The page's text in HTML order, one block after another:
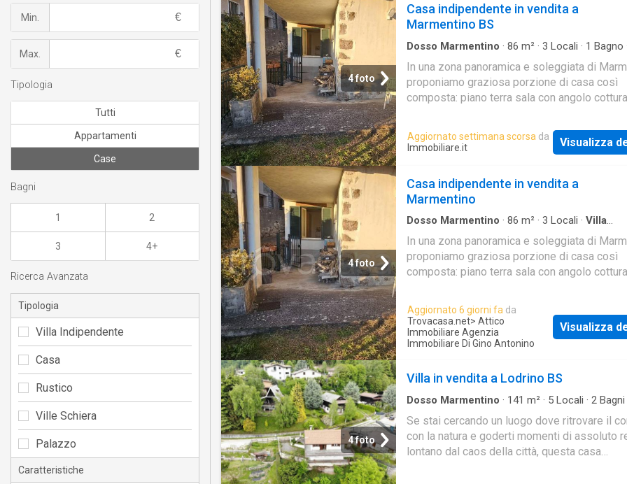
4 foto
Casa indipendente in vendita a
Marmentino BS
Dosso Marmentino · 86 m² · 3 Locali · 1 Bagno ·
In una zona panoramica e soleggiata di
proponiamo graziosa porzione di casa così
composta: piano terra sala con angolo cottura,
Aggiornato settimana scorsa da
Immobiliare.it
Visualizza
4 foto
Casa indipendente in vendita a
Marmentino
Dosso Marmentino · 86 m² · 3 Locali · Villa
In una zona panoramica e soleggiata di
proponiamo graziosa porzione di casa così
composta: piano terra sala con angolo
raggiunge un giardino esterno panoramico e
soleggiato per godere giornate di sole. al
piano si trovano due camere matrimoniali un
un balcone. L'immobile è privo di
L'immobile è subito abitabile come da foto
Aggiornato 6 giorni fa da
Trovacasa.net> Attico
Immobiliare Agenzia
Immobiliare Di Gino Antonino
Visualizza
4 foto
Villa in vendita a Lodrino BS
Dosso Marmentino · 141 m² · 5 Locali · 2 Bagni
Se stai cercando un luogo dove ritrovare il
con la natura e goderti momenti di assoluto
lontano dal caos della città, questa casa
Min.
Max.
Tipologia
Tutti
Appartamenti
Case
Bagni
1 2
3 4+
Ricerca Avanzata
Tipologia
Villa Indipendente
Casa
Rustico
Ville Schiera
Palazzo
Caratteristiche